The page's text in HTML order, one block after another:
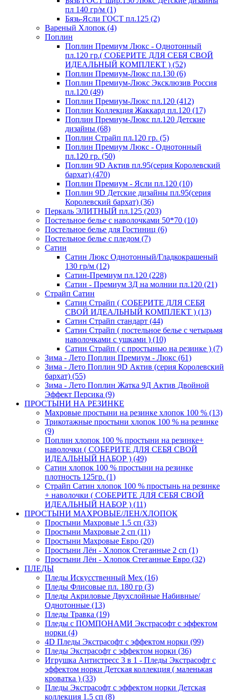
пл 140 гр/м (1)
Бязь-Ясли ГОСТ пл.125 (2)
Вареный Хлопок (4)
Поплин
Поплин Премиум Люкс - Однотонный
пл.120 гр.( СОБЕРИТЕ ДЛЯ СЕБЯ СВОЙ
ИДЕАЛЬНЫЙ КОМПЛЕКТ ) (52)
Поплин Премиум-Люкс пл.130 (6)
Поплин Премиум-Люкс Эксклюзив Россия
пл.120 (49)
Поплин Премиум-Люкс пл.120 (412)
Поплин Коллекция Жаккард пл.120 (17)
Поплин Премиум-Люкс пл.120 Детские
дизайны (68)
Поплин Страйп пл.120 гр. (5)
Поплин Премиум Люкс - Однотонный
пл.120 гр. (50)
Поплин 9D Актив пл.95(серия Королевский
бархат) (470)
Поплин Премиум - Ясли пл.120 (10)
Поплин 9D Детские дизайны пл.95(серия
Королевский бархат) (36)
Перкаль ЭЛИТНЫЙ пл.125 (203)
Постельное белье с наволочками 50*70 (10)
Постельное белье для Гостиниц (6)
Постельное белье с пледом (7)
Сатин
Сатин Люкс Однотонный/Гладкокрашеный
130 гр/м (12)
Сатин-Премиум пл.120 (228)
Сатин - Премиум 3Д на молнии пл.120 (21)
Страйп Сатин
Сатин Страйп ( СОБЕРИТЕ ДЛЯ СЕБЯ
СВОЙ ИДЕАЛЬНЫЙ КОМПЛЕКТ ) (13)
Сатин Страйп стандарт (44)
Сатин Страйп ( постельное белье с четырьмя
наволочками с ушками ) (10)
Сатин Страйп ( с простынью на резинке ) (7)
Зима - Лето Поплин Премиум - Люкс (61)
Зима - Лето Поплин 9D Актив (серия Королевский
бархат) (55)
Зима - Лето Поплин Жатка 9Д Актив Двойной
Эффект Персика (9)
ПРОСТЫНИ НА РЕЗИНКЕ
Махровые простыни на резинке хлопок 100 % (13)
Трикотажные простыни хлопок 100 % на резинке
(9)
Поплин хлопок 100 % простыни на резинке+
наволочки ( СОБЕРИТЕ ДЛЯ СЕБЯ СВОЙ
ИДЕАЛЬНЫЙ НАБОР ) (49)
Сатин хлопок 100 % простыни на резинке
плотность 125гр. (1)
Страйп Сатин хлопок 100 % простынь на резинке
+ наволочки ( СОБЕРИТЕ ДЛЯ СЕБЯ СВОЙ
ИДЕАЛЬНЫЙ НАБОР ) (11)
ПРОСТЫНИ МАХРОВЫЕ/ЛЕН/ХЛОПОК
Простыни Махровые 1.5 сп (33)
Простыни Махровые 2 сп (11)
Простыни Махровые Евро (20)
Простыни Лён - Хлопок Стеганные 2 сп (1)
Простыни Лён - Хлопок Стеганные Евро (32)
ПЛЕДЫ
Пледы Искусственный Мех (16)
Пледы Флисовые пл. 180 гр (3)
Пледы Акриловые Двухслойные Набивные/
Однотонные (13)
Пледы Травка (19)
Пледы с ПОМПОНАМИ Экстрасофт с эффектом
норки (4)
4D Пледы Экстрасофт с эффектом норки (99)
Пледы Экстрасофт с эффектом норки (36)
Игрушка Антистресс 3 в 1 - Пледы Экстрасофт с
эффектом норки Детская коллекция ( маленькая
кроватка ) (33)
Пледы Экстрасофт с эффектом норки Детская
коллекция 1.5 сп (8)